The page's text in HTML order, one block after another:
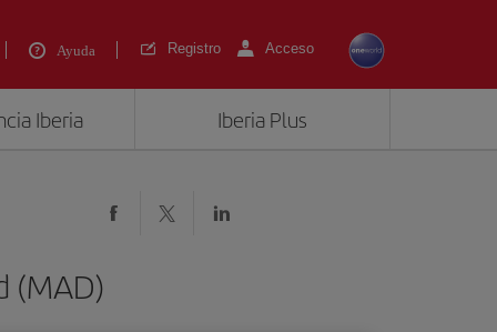
Ayuda Registro Acceso
Iberia Iberia Plus
(MAD)